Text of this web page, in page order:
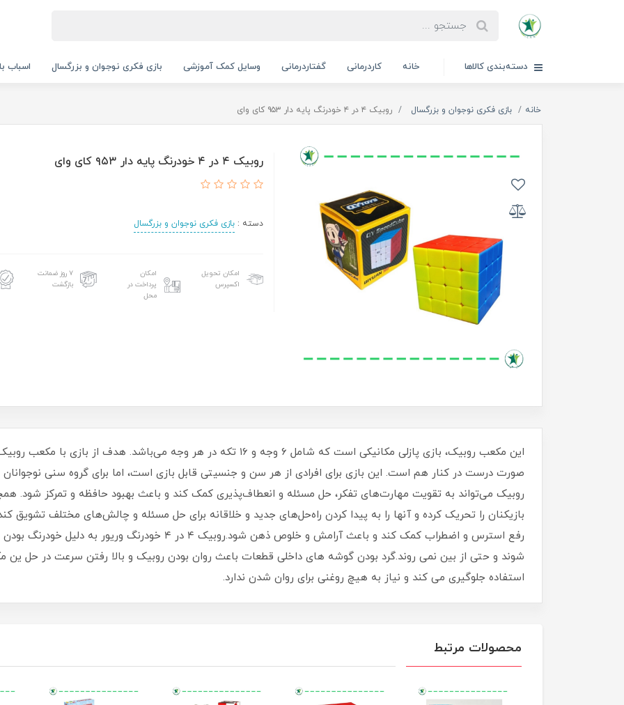
دسته‌بندی کالاها خانه کاردرمانی گفتاردرمانی وسایل کمک آموزشی بازی فکری نوجوان و بزرگسال اسباب
خانه بازی فکری نوجوان و بزرگسال روبیک ۴ در ۴ خودرنگ پایه دار ۹۵۳ کای وای
روبیک ۴ در ۴ خودرنگ پایه دار ۹۵۳ کای وای
دسته :بازی فکری نوجوان و بزرگسال
امکان تحویل
اکسپرس
امکان
پرداخت در
محل
۷ روز ضمانت
بازگشت
این مکعب روبیک، بازی پازلی مکانیکی است که شامل ۶ وجه و ۱۶ تکه در هر وجه
صورت درست در کنار هم است. این بازی برای افرادی از هر سن و جنسیتی قابل بازی است، اما برای گروه سنی
روبیک می‌تواند به تقویت مهارت‌های تفکر، حل مسئله و انعطاف‌پذیری کمک کند و باعث بهبود حافظه و تمرکز شود.
بازیکنان را تحریک کرده و آنها را به پیدا کردن راه‌حل‌های جدید و خلاقانه برای حل مسئله و چالش‌های مختلف تشویق
رفع استرس و اضطراب کمک کند و باعث آرامش و خلوص ذهن شود.روبیک
شوند و حتی از بین نمی روند.گرد بودن گوشه های داخلی قطعات باعث روان بودن روبیک و بالا رفتن سرعت در حل
استفاده جلوگیری می کند و نیاز به هیچ روغنی برای روان شدن ندارد.
محصولات مرتبط